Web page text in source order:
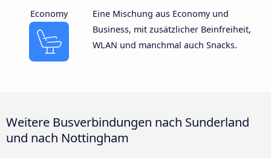
Economy
Eine Mischung aus Economy und
Business, mit zusätzlicher Beinfreiheit,
WLAN und manchmal auch Snacks.
Weitere Busverbindungen nach Sunderland
und nach Nottingham